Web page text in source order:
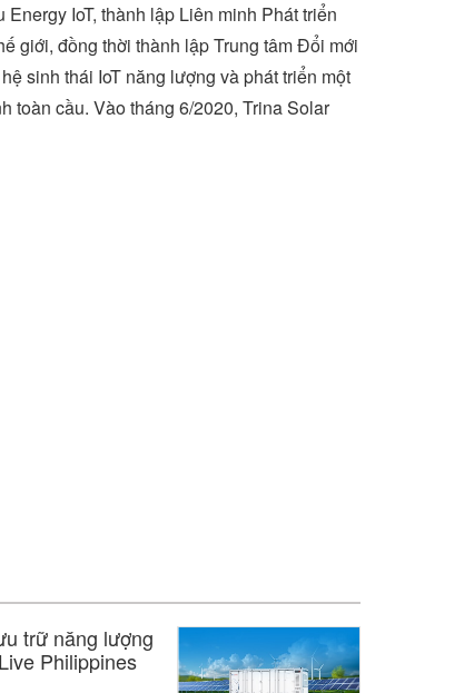
IoT, thành lập Liên minh Phát triển
giới, đồng thời thành lập Trung tâm Đổi mới
sinh thái IoT năng lượng và phát triển một
toàn cầu. Vào tháng 6/2020, Trina Solar
trữ năng lượng
Philippines